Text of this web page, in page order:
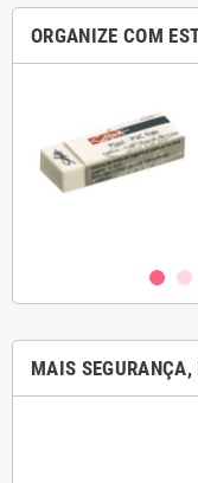
ORGANIZE COM
MAIS SEGURANÇA,